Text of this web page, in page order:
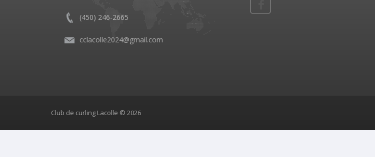
(450) 246-2665
cclacolle2024@gmail.com
Club de curling Lacolle © 2026